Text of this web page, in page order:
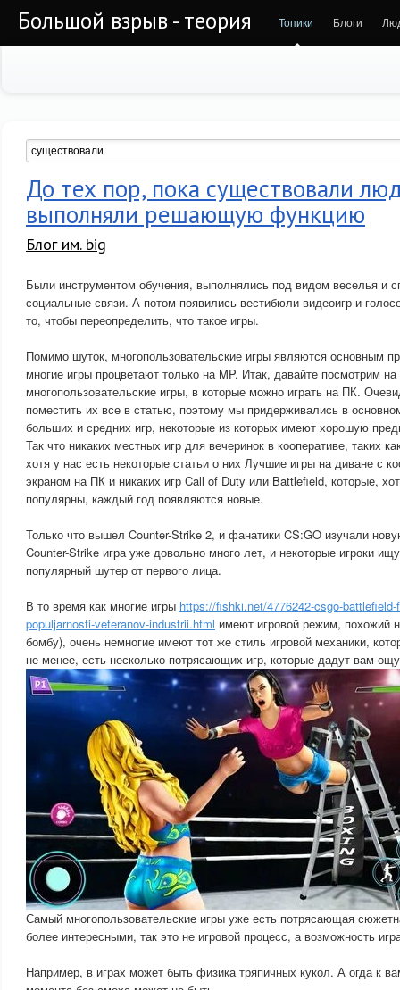
Большой взрыв - теория Топики Блоги
До тех пор, пока существовали
выполняли решающую функцию
Блог им. big
Были инструментом обучения, выполнялись под видом веселья и
социальные связи. А потом появились вестибюли видеоигр и
то, чтобы переопределить, что такое игры.
Помимо шуток, многопользовательские игры являются основным
многие игры процветают только на MP. Итак, давайте посмотрим
многопользовательские игры, в которые можно играть на ПК.
поместить их все в статью, поэтому мы придерживались в
больших и средних игр, некоторые из которых имеют хорошую
Так что никаких местных игр для вечеринок в кооперативе, таких
хотя у нас есть некоторые статьи о них Лучшие игры на диване с
экраном на ПК и никаких игр Call of Duty или Battlefield, которые,
популярны, каждый год появляются новые.
Только что вышел Counter-Strike 2, и фанатики CS:GO изучали
Counter-Strike игра уже довольно много лет, и некоторые игроки
популярный шутер от первого лица.
В то время как многие игры https://fishki.net/4776242-csgo-
populjarnosti-veteranov-industrii.html имеют игровой режим, похожий
бомбу), очень немногие имеют тот же стиль игровой механики,
не менее, есть несколько потрясающих игр, которые дадут вам
Самый многопользовательские игры уже есть потрясающая
более интересными, так это не игровой процесс, а возможность
Например, в играх может быть физика тряпичных кукол. А огда к